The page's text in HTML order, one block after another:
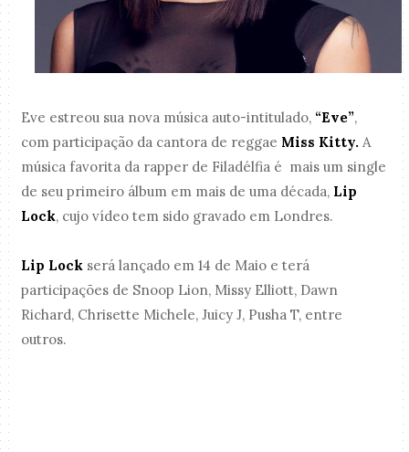
Eve estreou sua nova música auto-intitulado, “Eve”,
com participação da cantora de reggae Miss Kitty. A
música favorita da rapper de Filadélfia é mais um single
de seu primeiro álbum em mais de uma década, Lip
Lock, cujo vídeo tem sido gravado em Londres.
Lip Lock será lançado em 14 de Maio e terá
participações de Snoop Lion, Missy Elliott, Dawn
Richard, Chrisette Michele, Juicy J, Pusha T, entre
outros.